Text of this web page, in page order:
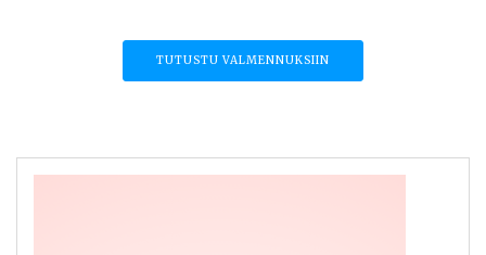
TUTUSTU VALMENNUKSIIN